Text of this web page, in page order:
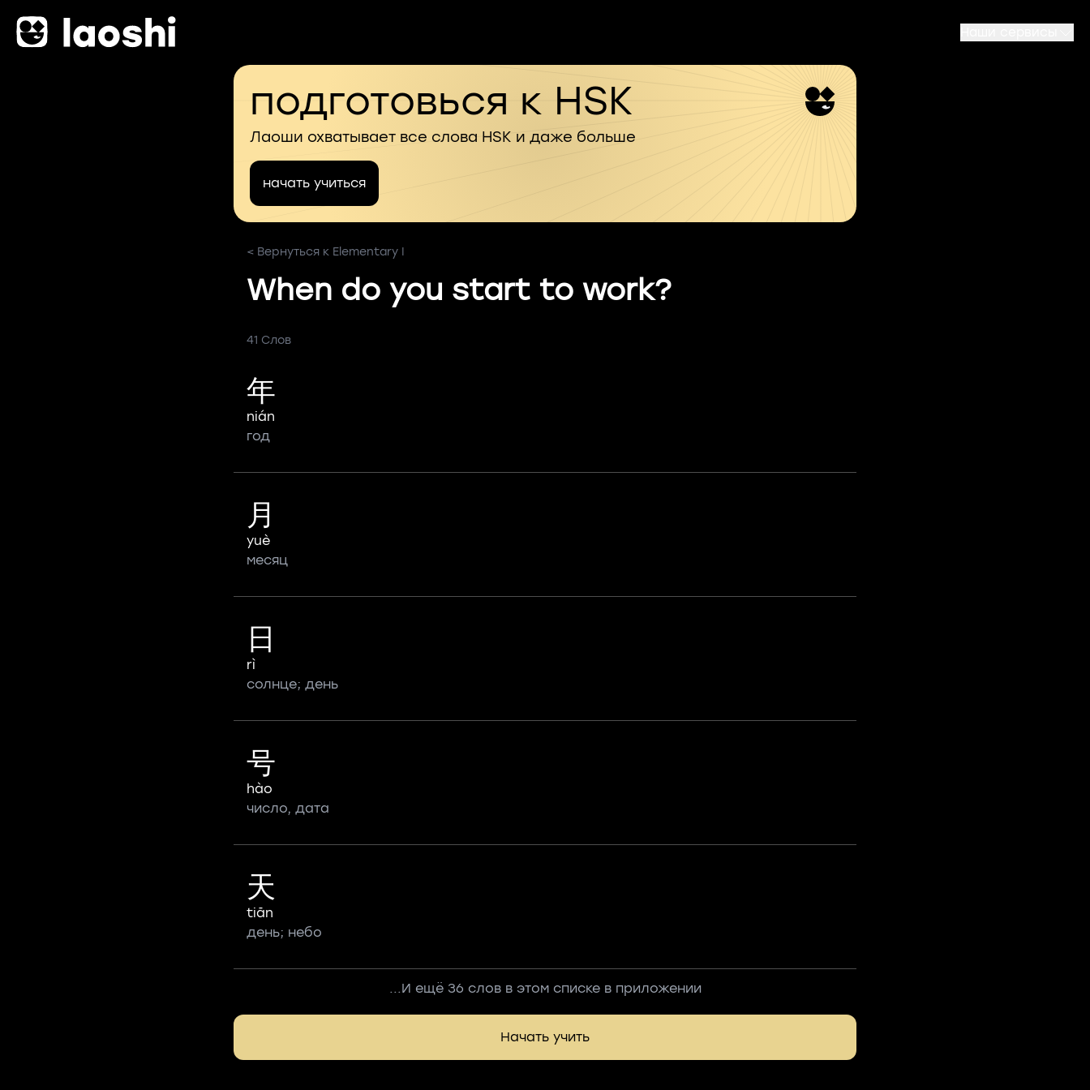
подготовься к HSK
Лаоши охватывает все слова HSK и даже больше
начать учиться
< Вернуться к Elementary I
When do you start to work?
41 Слов
年
nián
год
月
yuè
месяц
日
rì
солнце; день
号
hào
число, дата
天
tiān
день; небо
...И ещё 36 слов в этом списке в приложении
Начать учить